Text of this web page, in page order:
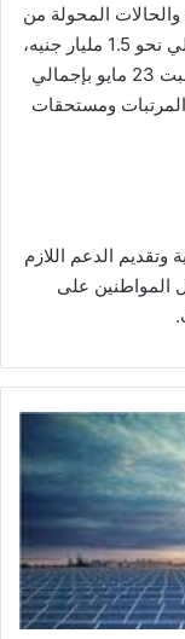
المحولة من
هيئة التأمينات بدأ منذ الخميس الماضي بإجمالي نحو 1.5 مليار جنيه،
فيما بدأ صرف المعاشات اعتبارًا من اليوم السبت 23 مايو بإجمالي
المرتبات ومستحقات
وتقديم الدعم اللازم
المواطنين على